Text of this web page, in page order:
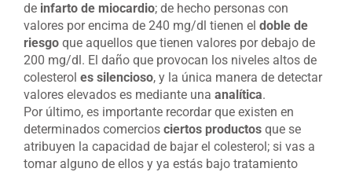
de infarto de miocardio; de hecho personas con
valores por encima de 240 mg/dl tienen el doble de
riesgo que aquellos que tienen valores por debajo de
200 mg/dl. El daño que provocan los niveles altos de
colesterol es silencioso, y la única manera de detectar
valores elevados es mediante una analítica.
Por último, es importante recordar que existen en
determinados comercios ciertos productos que se
atribuyen la capacidad de bajar el colesterol; si vas a
tomar alguno de ellos y ya estás bajo tratamiento